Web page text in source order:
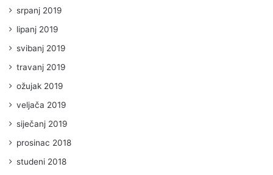
srpanj 2019
lipanj 2019
svibanj 2019
travanj 2019
ožujak 2019
veljača 2019
siječanj 2019
prosinac 2018
studeni 2018